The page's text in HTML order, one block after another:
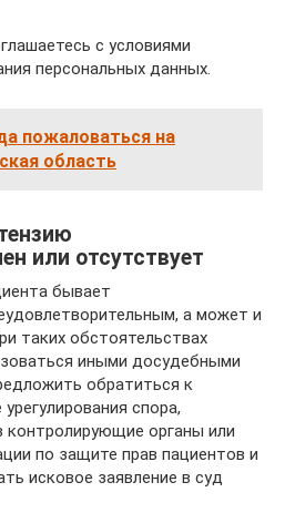
с условиями
персональных данных.
пожаловаться на
область
или отсутствует
бывает
а может и
таких обстоятельствах
иными досудебными
обратиться к
спора,
контролирующие органы или
по защите прав пациентов и
исковое заявление в суд